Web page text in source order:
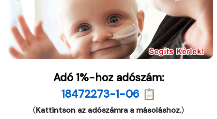
Adó 1%-hoz adószám:
18472273-1-06 📋
(Kattintson az adószámra a másoláshoz.)